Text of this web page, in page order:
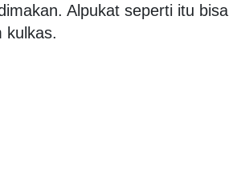
Alpukat seperti itu bisa
kulkas.